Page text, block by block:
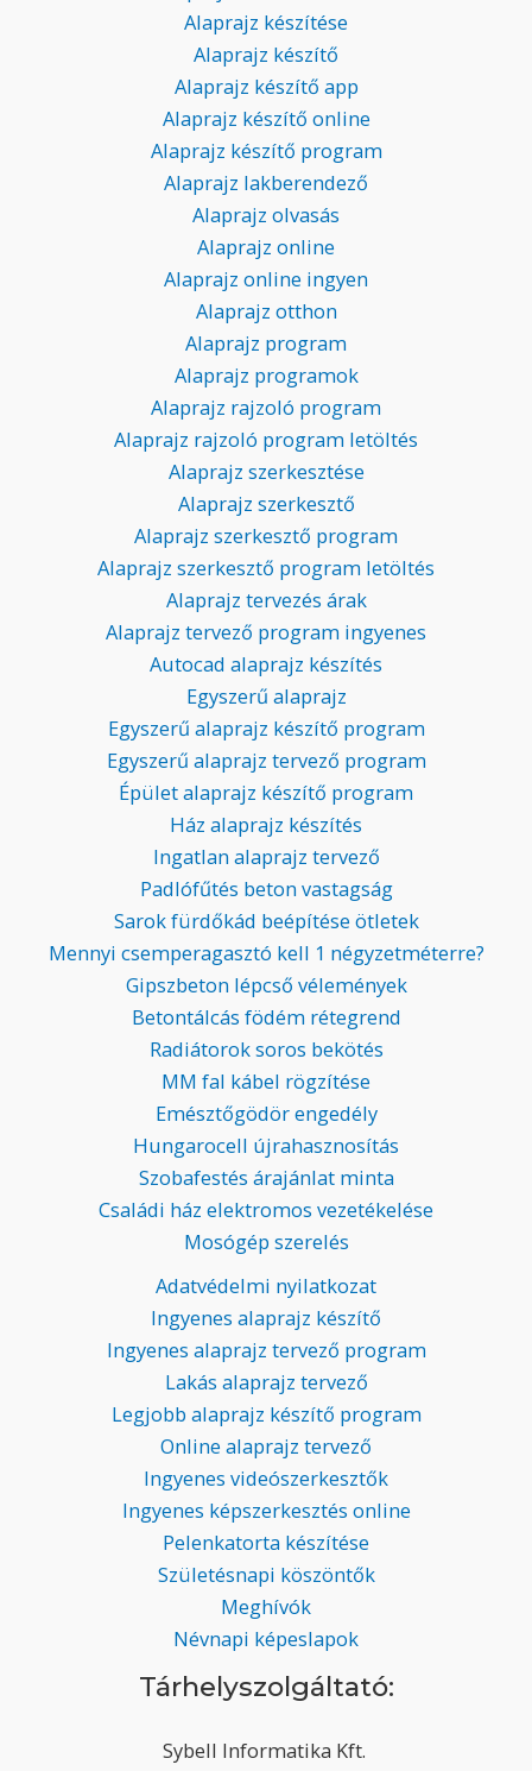
Alaprajz készítése
Alaprajz készítő
Alaprajz készítő app
Alaprajz készítő online
Alaprajz készítő program
Alaprajz lakberendező
Alaprajz olvasás
Alaprajz online
Alaprajz online ingyen
Alaprajz otthon
Alaprajz program
Alaprajz programok
Alaprajz rajzoló program
Alaprajz rajzoló program letöltés
Alaprajz szerkesztése
Alaprajz szerkesztő
Alaprajz szerkesztő program
Alaprajz szerkesztő program letöltés
Alaprajz tervezés árak
Alaprajz tervező program ingyenes
Autocad alaprajz készítés
Egyszerű alaprajz
Egyszerű alaprajz készítő program
Egyszerű alaprajz tervező program
Épület alaprajz készítő program
Ház alaprajz készítés
Ingatlan alaprajz tervező
Padlófűtés beton vastagság
Sarok fürdőkád beépítése ötletek
Mennyi csemperagasztó kell 1 négyzetméterre?
Gipszbeton lépcső vélemények
Betontálcás födém rétegrend
Radiátorok soros bekötés
MM fal kábel rögzítése
Emésztőgödör engedély
Hungarocell újrahasznosítás
Szobafestés árajánlat minta
Családi ház elektromos vezetékelése
Mosógép szerelés
Adatvédelmi nyilatkozat
Ingyenes alaprajz készítő
Ingyenes alaprajz tervező program
Lakás alaprajz tervező
Legjobb alaprajz készítő program
Online alaprajz tervező
Ingyenes videószerkesztők
Ingyenes képszerkesztés online
Pelenkatorta készítése
Születésnapi köszöntők
Meghívók
Névnapi képeslapok
Tárhelyszolgáltató:
Sybell Informatika Kft.